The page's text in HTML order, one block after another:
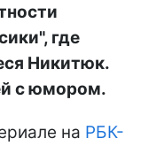
где
Никитюк.
с юмором.
на РБК-